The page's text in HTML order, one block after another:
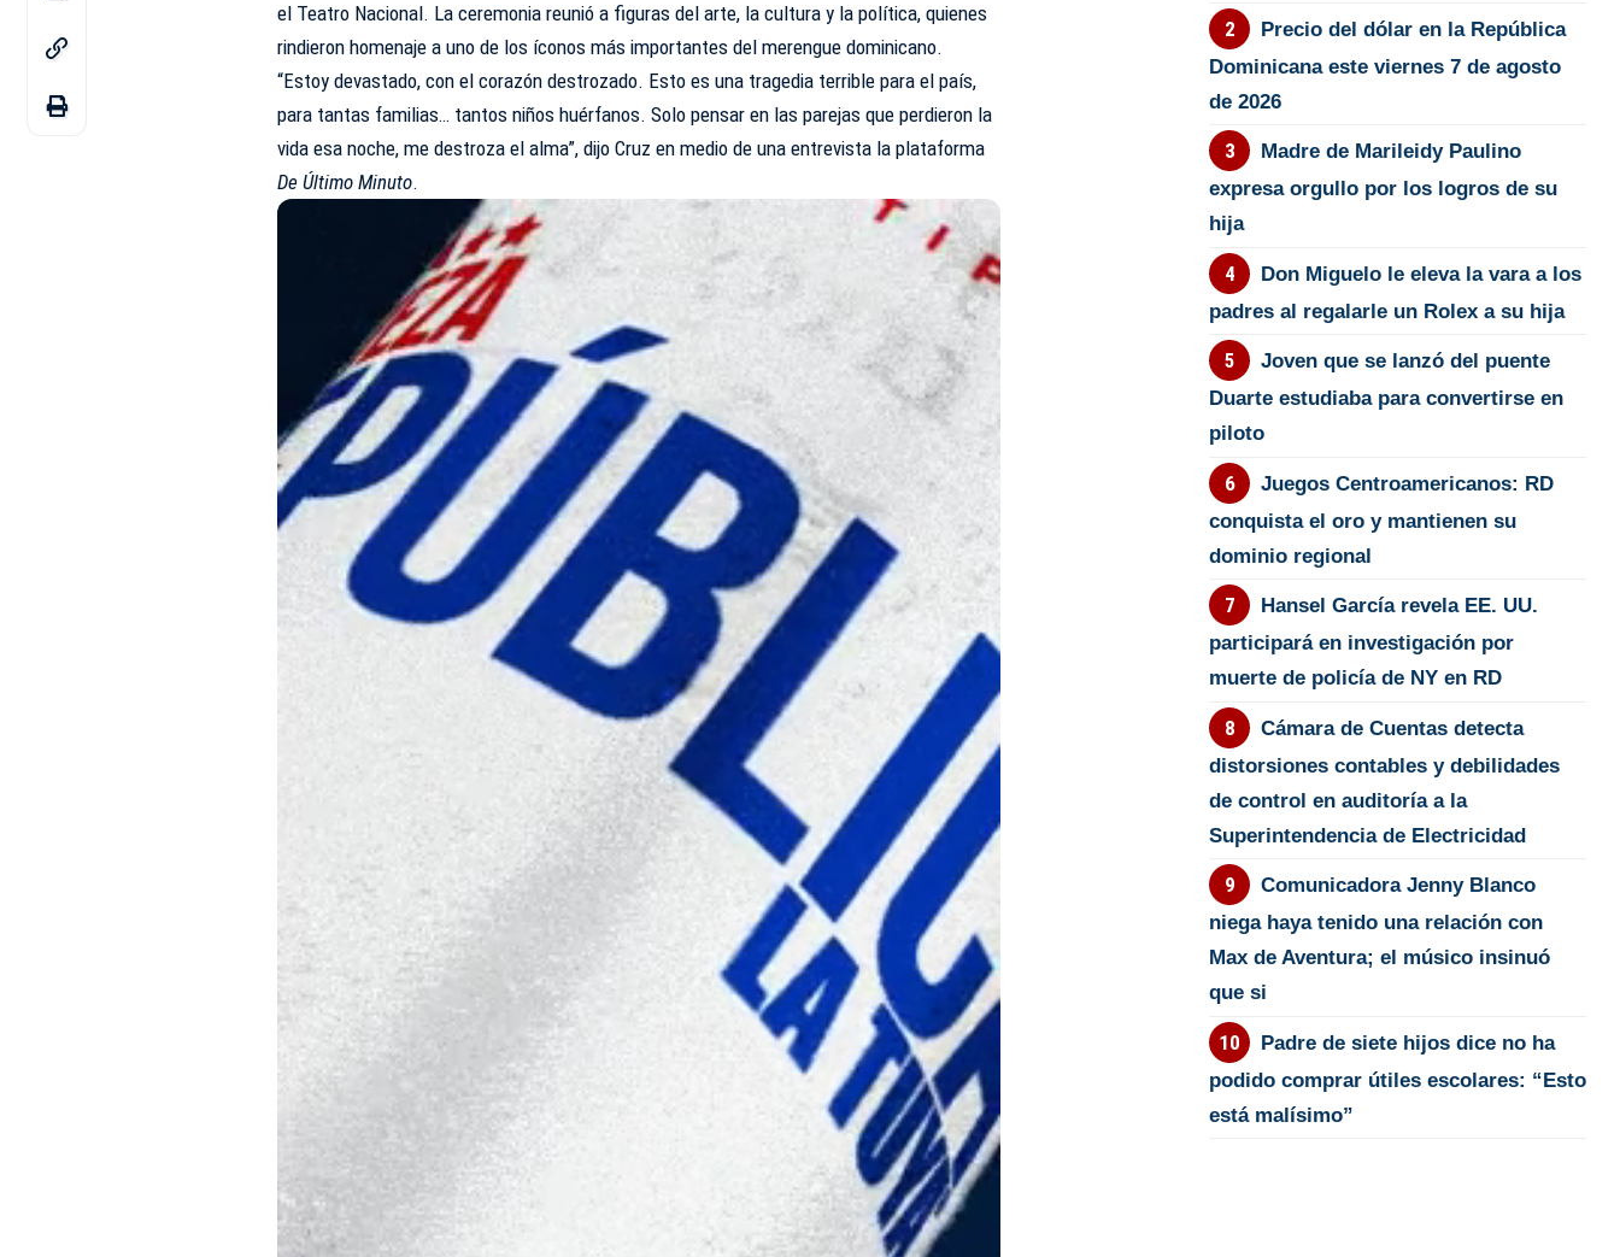
el Teatro Nacional. La ceremonia reunió a figuras del arte, la cultura y la política, quienes
rindieron homenaje a uno de los íconos más importantes del merengue dominicano.
“Estoy devastado, con el corazón destrozado. Esto es una tragedia terrible para el país,
para tantas familias… tantos niños huérfanos. Solo pensar en las parejas que perdieron la
vida esa noche, me destroza el alma”, dijo Cruz enmedio de una entrevista la plataforma
De Último Minuto.
Precio del dólar en la República
Dominicana este viernes 7 de agosto
de 2026
Madre de Marileidy Paulino
expresa orgullo por los logros de su
hija
Don Miguelo le eleva la vara a los
padres al regalarle un Rolex a su hija
Joven que se lanzó del puente
Duarte estudiaba para convertirse en
piloto
Juegos Centroamericanos: RD
conquista el oro y mantienen su
dominio regional
Hansel García revela EE. UU.
participará en investigación por
muerte de policía de NY en RD
Cámara de Cuentas detecta
distorsiones contables y debilidades
de control en auditoría a la
Superintendencia de Electricidad
Comunicadora Jenny Blanco
niega haya tenido una relación con
Max de Aventura; el músico insinuó
que si
Padre de siete hijos dice no ha
podido comprar útiles escolares: “Esto
está malísimo”